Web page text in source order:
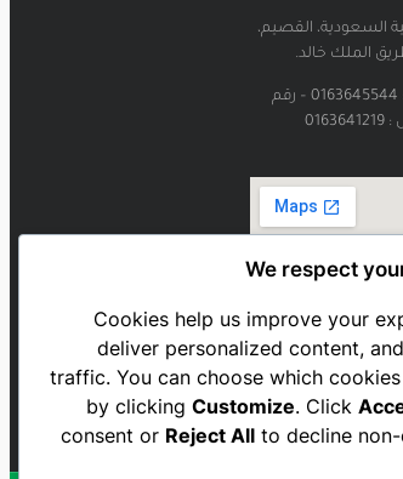
السعودية، القصيم،
الملك خالد.
رقم الهاتف : 0163645544 – رقم
We respect
Cookies help us improve your
deliver personalized content,
traffic. You can choose which
by clickingCustomize. Click
consent or Reject All to decline